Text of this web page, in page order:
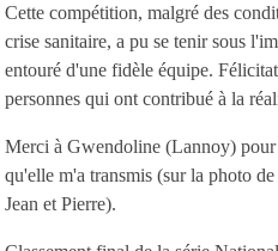
Cette compétition, malgré des
crise sanitaire, a pu se tenir sous
entouré d'une fidèle équipe.
personnes qui ont contribué à la
Merci à Gwendoline (Lannoy) pour
qu'elle m'a transmis (sur la photo
Jean et Pierre).